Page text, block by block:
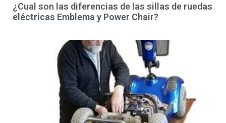
¿Cual son las diferencias de las sillas de ruedas
eléctricas Emblema y Power Chair?